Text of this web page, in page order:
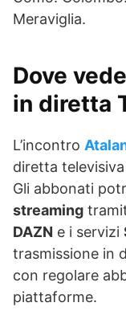
Meraviglia.
Dove
in diretta
L’incontro
diretta televisiva
Gli abbonati
streaming
DAZN e i servizi
trasmissione in
con regolare
piattaforme.